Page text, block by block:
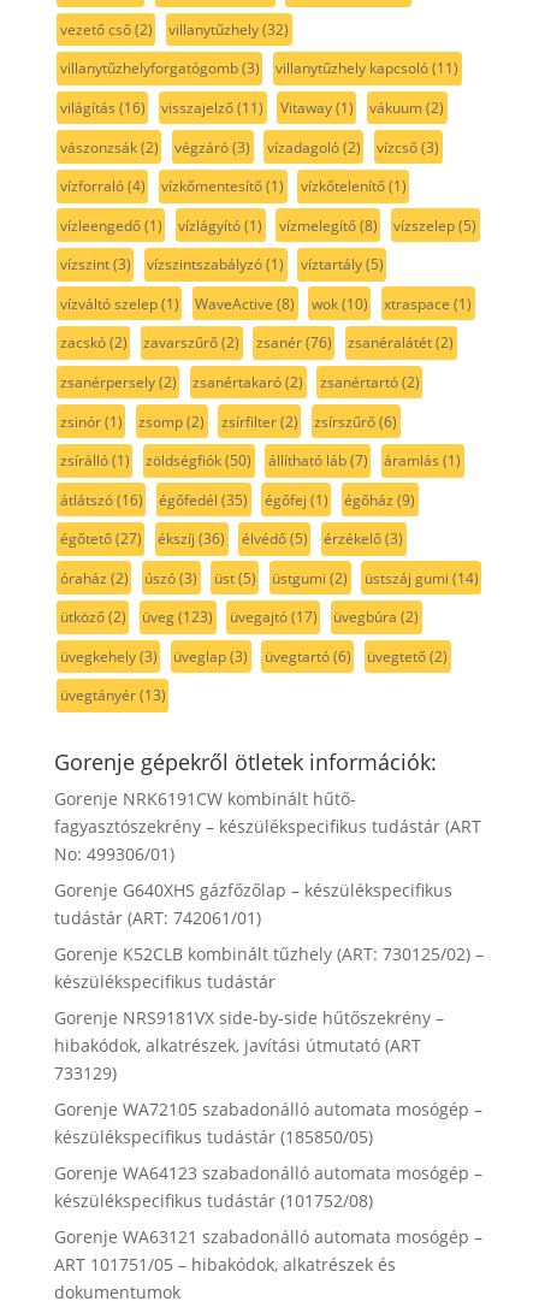
vezető cső(2) villanytűzhely(32)
villanytűzhelyforgatógomb(3) villanytűzhely kapcsoló(11)
világítás (16) visszajelző(11) Vitaway(1) vákuum(2)
vászonzsák(2) végzáró(3) vízadagoló(2) vízcső(3)
vízforraló(4) vízkőmentesítő(1) vízkőtelenítő(1)
vízleengedő(1) vízlágyító(1) vízmelegítő(8) vízszelep(5)
vízszint(3) vízszintszabályzó(1) víztartály(5)
vízváltó szelep(1) WaveActive (8) wok(10) xtraspace (1)
zacskó(2) zavarszűrő(2) zsanér(76) zsanéralátét(2)
zsanérpersely(2) zsanértakaró(2) zsanértartó(2)
zsinór(1) zsomp(2) zsírfilter(2) zsírszűrő(6)
zsírálló(1) zöldségfiók(50) állítható láb(7) áramlás (1)
átlátszó(16) égőfedél (35) égőfej (1) égőház (9)
égőtető(27) ékszíj (36) élvédő(5) érzékelő(3)
óraház (2) úszó(3) üst(5) üstgumi (2) üstszáj gumi (14)
ütköző(2) üveg(123) üvegajtó(17) üvegbúra (2)
üvegkehely(3) üveglap(3) üvegtartó(6) üvegtető(2)
üvegtányér(13)
Gorenje gépekről ötletek információk:
Gorenje NRK6191CW kombinált hűtő-
fagyasztószekrény – készülékspecifikus tudástár (ART
No: 499306/01)
Gorenje G640XHS gázfőzőlap – készülékspecifikus
tudástár (ART: 742061/01)
Gorenje K52CLB kombinált tűzhely (ART: 730125/02) –
készülékspecifikus tudástár
Gorenje NRS9181VX side-by-side hűtőszekrény –
hibakódok, alkatrészek, javítási útmutató (ART
733129)
Gorenje WA72105 szabadonálló automata mosógép –
készülékspecifikus tudástár (185850/05)
Gorenje WA64123 szabadonálló automata mosógép –
készülékspecifikus tudástár (101752/08)
Gorenje WA63121 szabadonálló automata mosógép –
ART 101751/05 – hibakódok, alkatrészek és
dokumentumok